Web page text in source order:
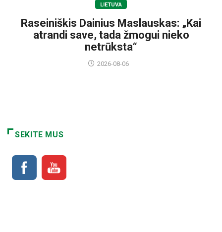
LIETUVA
Raseiniškis Dainius Maslauskas: „Kai
atrandi save, tada žmogui nieko
netrūksta“
2026-08-06
SEKITE MUS